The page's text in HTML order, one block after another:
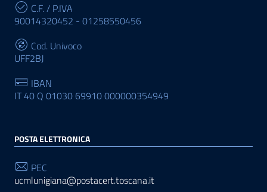
C.F. / P.IVA
90014320452 - 01258550456
Cod. Univoco
UFF2BJ
IBAN
IT 40 Q 01030 69910 000000354949
POSTA ELETTRONICA
PEC
ucmlunigiana@postacert.toscana.it